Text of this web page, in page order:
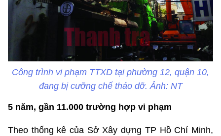
Công trình vi phạm TTXD tại phường 12, quận 10,
đang bị cưỡng chế tháo dỡ. Ảnh: NT
5 năm, gần 11.000 trường hợp vi phạm
Theo thống kê của Sở Xây dựng TP Hồ Chí Minh,